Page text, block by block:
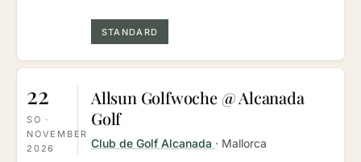
STANDARD
22
SO ·
NOVEMBER
2026
Allsun Golfwoche @ Alcanada
Golf
Club de Golf Alcanada · Mallorca